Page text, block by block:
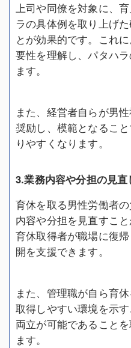
上司や同僚を対象に、
ラの具体例を取り上げ
とが効果的です。これ
要性を理解し、パタハ
ます。
また、経営者自らが男
奨励し、模範となるこ
りやすくなります。
3.業務内容や分担の見直
育休を取る男性労働者
内容や分担を見直すこ
育休取得者が職場に復
開を支援できます。
また、管理職が自ら育
取得しやすい環境を示
両立が可能であること
ます。